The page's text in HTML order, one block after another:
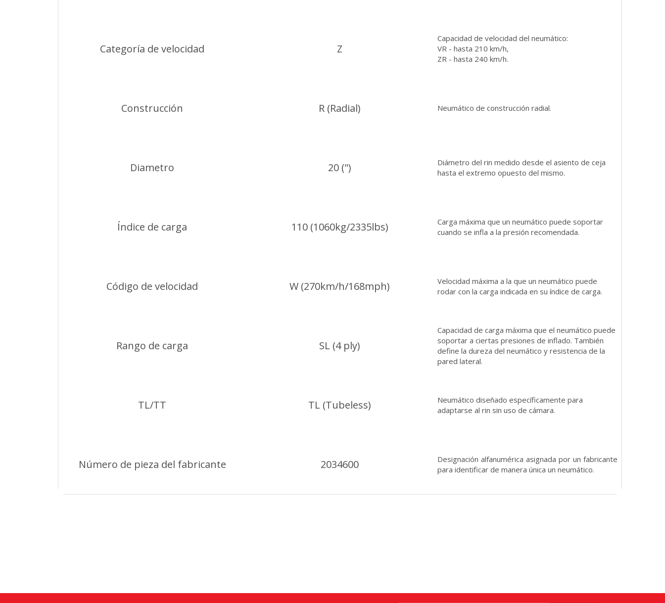
Categoría de velocidad Z
Capacidad de velocidad del neumático:
VR - hasta 210 km/h,
ZR - hasta 240 km/h.
Construcción R (Radial) Neumático de construcción radial.
Diametro 20 (")
Diámetro del rin medido desde el asiento de ceja
hasta el extremo opuesto del mismo.
Índice de carga 110 (1060kg/2335lbs)
Carga máxima que un neumático puede soportar
cuando se infla a la presión recomendada.
Código de velocidad W (270km/h/168mph)
Velocidad máxima a la que un neumático puede
rodar con la carga indicada en su índice de carga.
Rango de carga SL (4 ply)
Capacidad de carga máxima que el neumático puede
soportar a ciertas presiones de inflado. También
define la dureza del neumático y resistencia de la
pared lateral.
TL/TT TL (Tubeless)
Neumático diseñado específicamente para
adaptarse al rin sin uso de cámara.
Número de pieza del fabricante 2034600
Designación alfanumérica asignada por un fabricante
para identificar de manera única un neumático.